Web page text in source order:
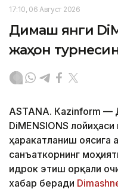
17:10, 06 Август 2026
Димаш янги
жаҳон
ASTANА. Кazinform —
DiMENSIONS
ҳаракатланиш ғоясига
санъаткорнинг
идрок этиш орқали
хабар беради